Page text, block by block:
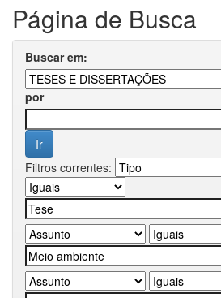
Página de Busca
Buscar em:
por
Filtros correntes: